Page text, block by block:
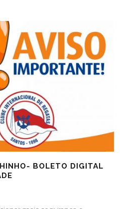
BOLETO DIGITAL